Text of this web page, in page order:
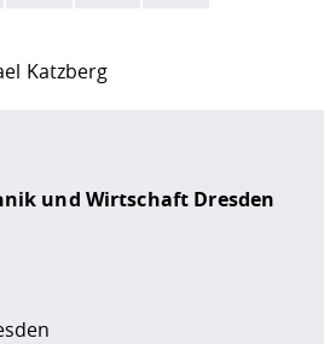
Katzberg
und Wirtschaft Dresden